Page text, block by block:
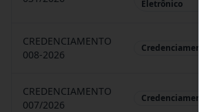
Eletrônico
CREDENCIAMENTO
008-2026
Credenciamento
CREDENCIAMENTO
007/2026
Credenciamento